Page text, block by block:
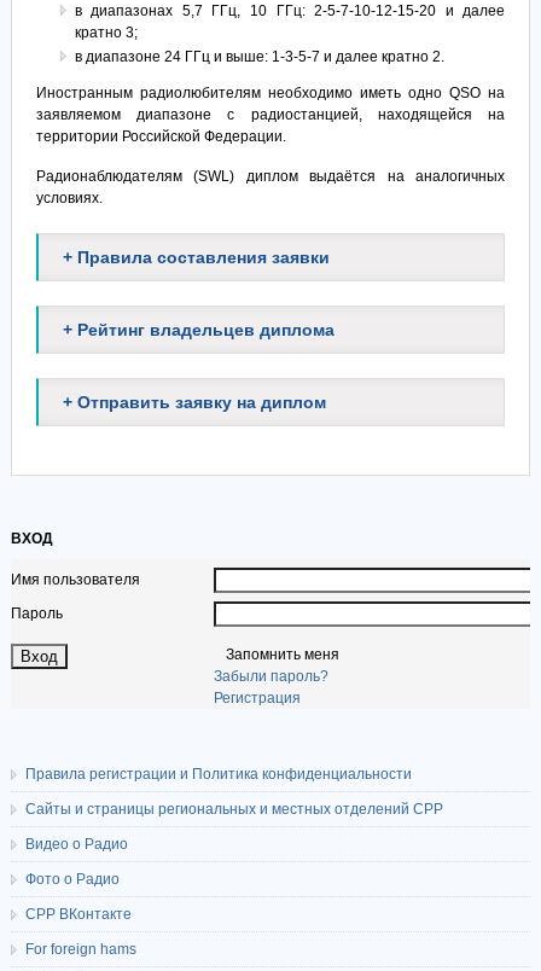
в диапазонах 5,7 ГГц, 10 ГГц: 2-5-7-10-12-15-20 и далее
кратно 3;
в диапазоне 24 ГГц и выше: 1-3-5-7 и далее кратно 2.
Иностранным радиолюбителям необходимо иметь одно QSO на
заявляемом диапазоне c радиостанцией, находящейся на
территории Российской Федерации.
Радионаблюдателям (SWL) диплом выдаётся на аналогичных
условиях.
+ Правила составления заявки
+ Рейтинг владельцев диплома
+ Отправить заявку на диплом
ВХОД
Имя пользователя
Пароль
Запомнить меня
Забыли пароль?
Регистрация
Правила регистрации и Политика конфиденциальности
Сайты и страницы региональных и местных отделений СРР
Видео о Радио
Фото о Радио
СРР ВКонтакте
For foreign hams